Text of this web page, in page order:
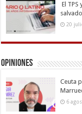
El
20
Opiniones
Ceuta
6